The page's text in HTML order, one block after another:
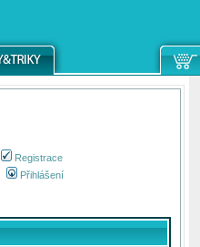
Registrace
Přihlášení